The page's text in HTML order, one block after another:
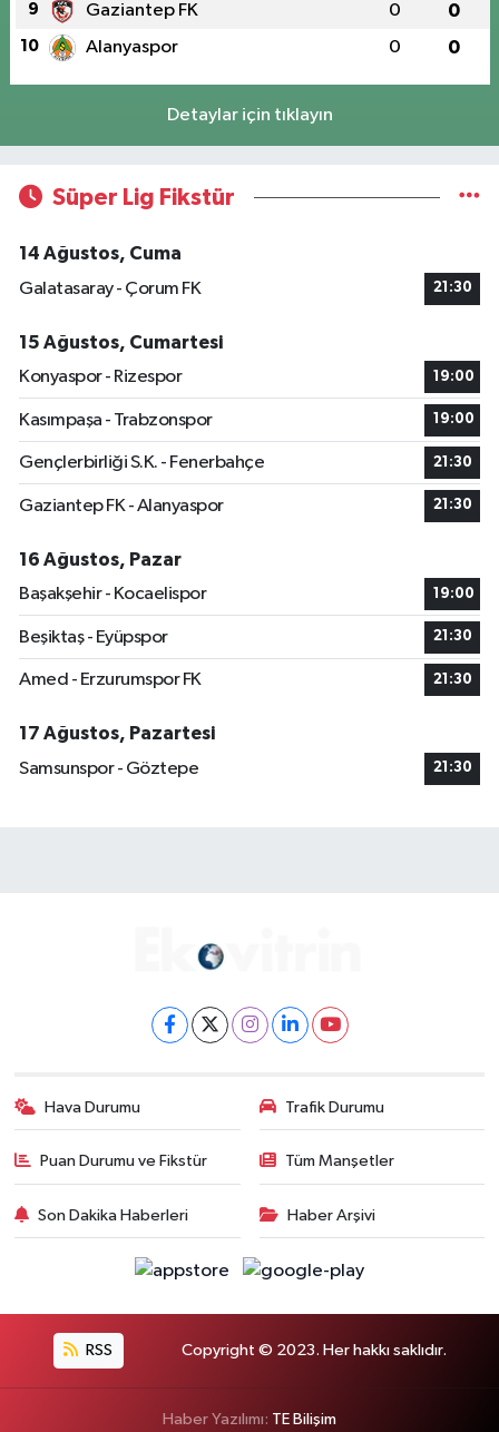
9 Gaziantep FK 0 0
10 Alanyaspor 0 0
Detaylar için tıklayın
Süper Lig Fikstür
14 Ağustos, Cuma
Galatasaray - Çorum FK
21:30
15 Ağustos, Cumartesi
Konyaspor - Rizespor
19:00
Kasımpaşa - Trabzonspor 19:00
Gençlerbirliği S.K. - Fenerbahçe 21:30
Gaziantep FK - Alanyaspor 21:30
16 Ağustos, Pazar
Başakşehir - Kocaelispor
19:00
Beşiktaş - Eyüpspor 21:30
Amed - Erzurumspor FK 21:30
17 Ağustos, Pazartesi
Samsunspor - Göztepe
21:30
Hava Durumu Trafik Durumu
Puan Durumu ve Fikstür Tüm Manşetler
Son Dakika Haberleri Haber Arşivi
RSS Copyright © 2023. Her hakkı saklıdır.
Haber Yazılımı: TE Bilişim